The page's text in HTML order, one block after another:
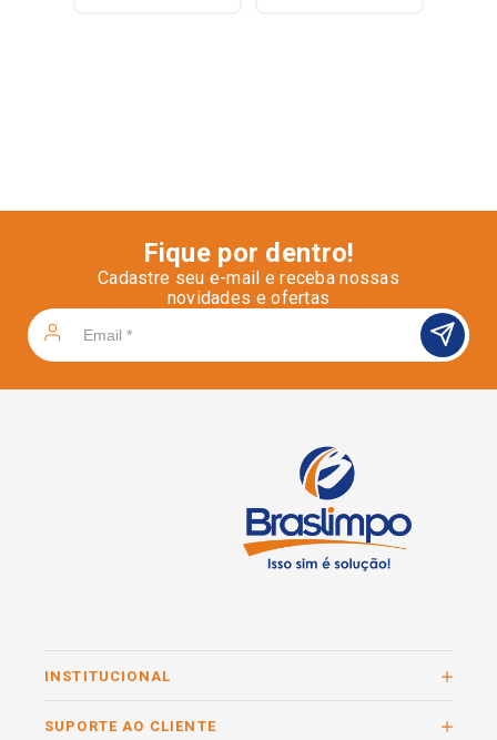
Fique por dentro!
Cadastre seu e-mail e receba nossas
novidades e ofertas
INSTITUCIONAL
SUPORTE AO CLIENTE